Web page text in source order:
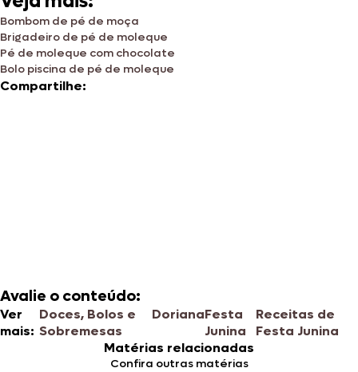
Bombom de pé de moça
Brigadeiro de pé de moleque
Pé de moleque com chocolate
Bolo piscina de pé de moleque
Compartilhe:
Avalie o conteúdo:
Ver
mais:
Doces, Bolos e
Sobremesas
DorianaFesta
Junina
Receitas de
Festa Junina
Matérias relacionadas
Confira outras matérias